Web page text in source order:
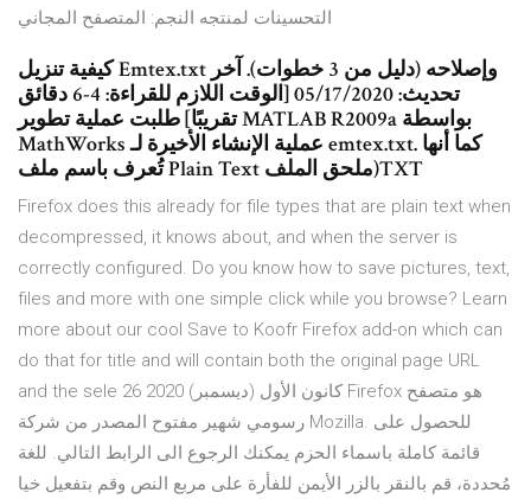
التحسينات لمنتجه النجم: المتصفح المجاني
كيفية تنزيل Emtex.txt وإصلاحه (دليل من 3 خطوات). آخر
تحديث: 05/17/2020 [الوقت اللازم للقراءة: 4-‏6 دقائق
تقريبًا] طلبت عملية تطوير MATLAB R2009a بواسطة
MathWorks عملية الإنشاء الأخيرة لـ emtex.txt. كما أنها
تُعرف باسم ملف Plain Text ‏(ملحق الملفTXT
Firefox does this already for file types that are plain text when
decompressed, it knows about, and when the server is
correctly configured. Do you know how to save pictures, text,
files and more with one simple click while you browse? Learn
more about our cool Save to Koofr Firefox add-on which can
do that for title and will contain both the original page URL
and the sele 26 كانون الأول (ديسمبر) 2020 Firefox هو متصفح
رسومي شهير مفتوح المصدر من شركة Mozilla. للحصول على
قائمة كاملة باسماء الحزم يمكنك الرجوع الى الرابط التالي. للغة
مُحددة، قم بالنقر بالزر الأيمن للفأرة على مربع النص وقم بتفعيل خيا